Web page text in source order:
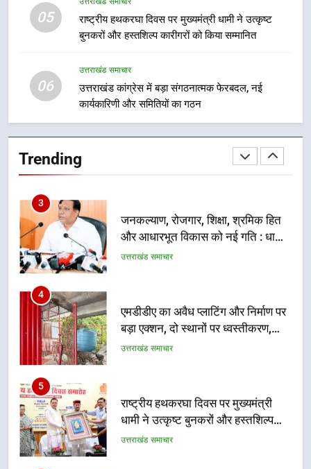
05
राष्ट्रीय हथकरघा दिवस पर मुख्यमंत्री धामी ने उत्कृष्ट
बुनकरों और हस्तशिल्प कारीगरों को किया सम्मानित
06
उत्तराखंड समाचार
उत्तराखंड कांग्रेस में बड़ा संगठनात्मक फेरबदल, नई
कार्यकारिणी और समितियों का गठन
Trending
निर्देश, सुरक्षा मानकों से कोई समझौता
नहींः डीएम
1
खेल महाकुंभ 2026ः 01 सितंबर से सजेगा
न्याय पंचायत से राज्य स्तर तक होगा
प्रतिभा का प्रदर्शन
उत्तराखंड समाचार
अभियुक्तों को पुलिस ने किया गिरफ्तार
3
जनकल्याण, रोजगार, शिक्षा, श्रमिक हित
और आधारभूत विकास को नई गति : धामी
कैबिनेट के ऐतिहासिक फैसले
उत्तराखंड समाचार
4
एमडीडीए का अवैध प्लाटिंग और निर्माण पर
बड़ा एक्शन, दो स्थानों पर ध्वस्तीकरण,
मसूरी मार्ग पर अवैध निर्माण सील
उत्तराखंड समाचार
5
राष्ट्रीय हथकरघा दिवस पर मुख्यमंत्री
धामी ने उत्कृष्ट बुनकरों और हस्तशिल्प
कारीगरों को किया सम्मानित
उत्तराखंड समाचार